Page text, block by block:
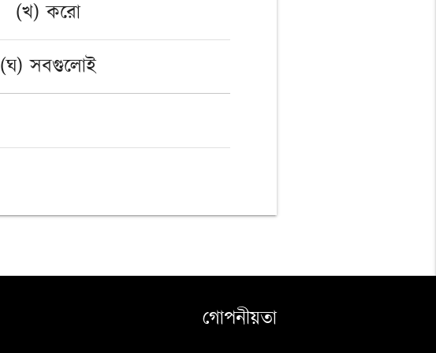
(খ) করো
(ঘ) সবগুলোই
গোপনীয়তা